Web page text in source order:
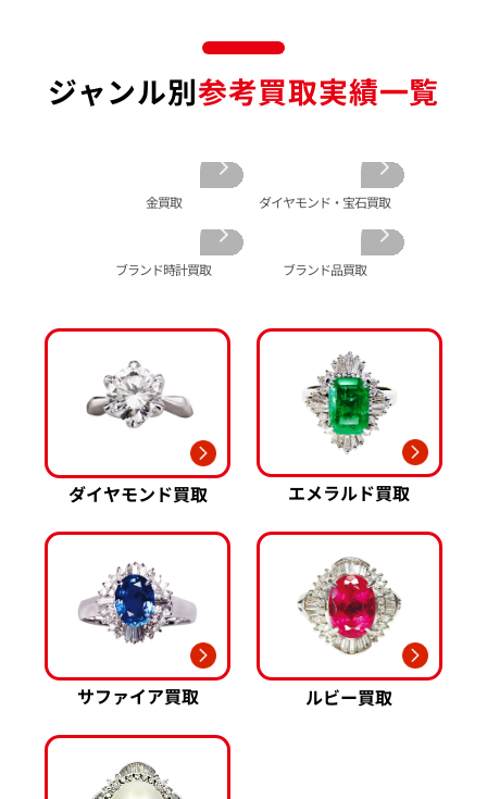
金のブレスレット 買取
金のブローチ 買取
大判･小判 買取
ホワイトゴールド 買取
金コンビ 買取
プラチナ 買取
プラチナインゴット 買取
Pt950 買取
Pt850 買取
Pt&Pm 買取
銀･シルバー 買取
パラジウム 買取
オパール 買取
パライバトルマリン 買取
パール 買取
ルイ･ヴィトン 買取
カルティエ 買取
ハリー･ウィンストン 買取
ヴァンクリーフ&
グッチ 買取
買取可能な商品をもっと見る
フィリップ 買取
シャネル 買取
タグ・ホイヤー 買取
買取
ブライトリング
買取
ヴァシュロン・コンスタンタン 買取
ゾーネ 買取
パネライ 買取
ブルガリ 買取
フランク ミュラー 買取
IWC 買取
買取可能な商品をもっと見る
ジャンル別参考買取実績一覧
金買取 ダイヤモンド・宝石買取
ブランド時計買取 ブランド品買取
ダイヤモンド買取 エメラルド買取
サファイア買取 ルビー買取